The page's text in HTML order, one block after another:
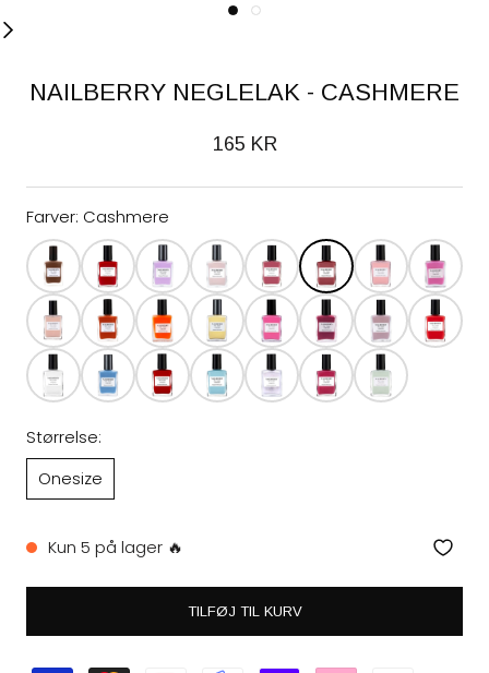
NAILBERRY NEGLELAK - CASHMERE
165 KR
Farver: Cashmere
Størrelse:
Onesize
Kun 5 på lager 🔥
TILFØJ TIL KURV